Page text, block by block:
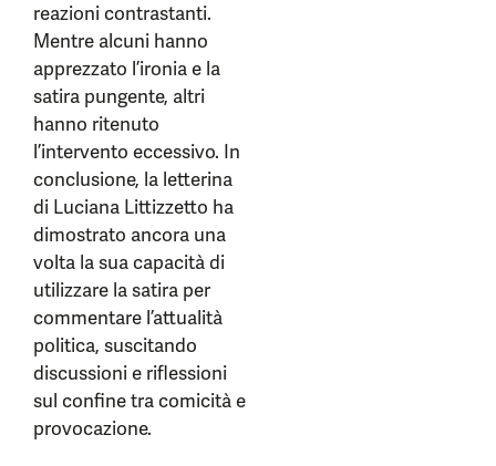
reazioni contrastanti.
Mentre alcuni hanno
apprezzato l’ironia e la
satira pungente, altri
hanno ritenuto
l’intervento eccessivo. In
conclusione, la letterina
di Luciana Littizzetto ha
dimostrato ancora una
volta la sua capacità di
utilizzare la satira per
commentare l’attualità
politica, suscitando
discussioni e riflessioni
sul confine tra comicità e
provocazione.